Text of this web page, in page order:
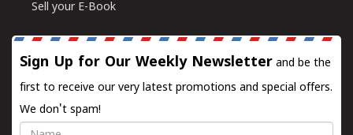
Sell your E-Book
Sign Up for Our Weekly Newsletter and be the
first to receive our very latest promotions and special offers.
We don't spam!
Name